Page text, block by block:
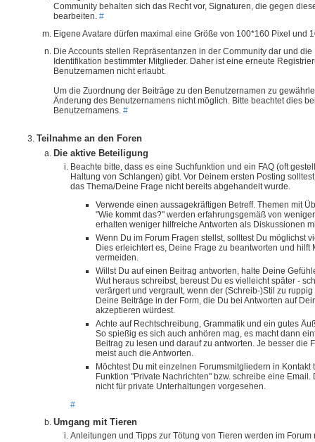
Community behalten sich das Recht vor, Signaturen, die gegen
bearbeiten. #
Eigene Avatare dürfen maximal eine Größe von 100*160 Pixel und
Die Accounts stellen Repräsentanzen in der Community dar und
Identifikation bestimmter Mitglieder. Daher ist eine erneute
Benutzernamen nicht erlaubt.
Um die Zuordnung der Beiträge zu den Benutzernamen zu
Änderung des Benutzernamens nicht möglich. Bitte beachtet dies
Benutzernamens. #
Teilnahme an den Foren
Die aktive Beteiligung
Beachte bitte, dass es eine Suchfunktion und ein FAQ (oft
Haltung von Schlangen) gibt. Vor Deinem ersten Posting
das Thema/Deine Frage nicht bereits abgehandelt wurde.
Verwende einen aussagekräftigen Betreff. Themen mit
"Wie kommt das?" werden erfahrungsgemäß von
erhalten weniger hilfreiche Antworten als Diskussionen
Wenn Du im Forum Fragen stellst, solltest Du möglichst
Dies erleichtert es, Deine Frage zu beantworten und hilft
vermeiden.
Willst Du auf einen Beitrag antworten, halte Deine
Wut heraus schreibst, bereust Du es vielleicht später -
verärgert und vergrault, wenn der (Schreib-)Stil zu
Deine Beiträge in der Form, die Du bei Antworten auf
akzeptieren würdest.
Achte auf Rechtschreibung, Grammatik und ein gutes
So spießig es sich auch anhören mag, es macht dann
Beitrag zu lesen und darauf zu antworten. Je besser die
meist auch die Antworten.
Möchtest Du mit einzelnen Forumsmitgliedern in Kontakt
Funktion "Private Nachrichten" bzw. schreibe eine
nicht für private Unterhaltungen vorgesehen.
#
Umgang mit Tieren
Anleitungen und Tipps zur Tötung von Tieren werden im Forum